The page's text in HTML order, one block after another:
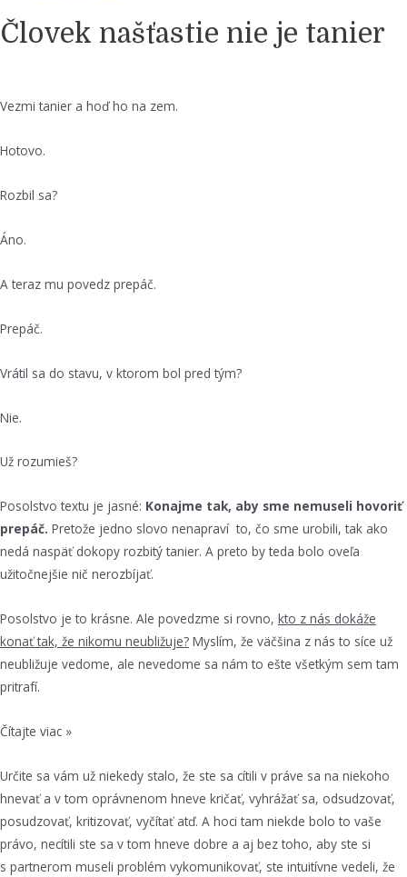
Človek našťastie nie je tanier
Vezmi tanier a hoď ho na zem.
Hotovo.
Rozbil sa?
Áno.
A teraz mu povedz prepáč.
Prepáč.
Vrátil sa do stavu, v ktorom bol pred tým?
Nie.
Už rozumieš?
Posolstvo textu je jasné: Konajme tak, aby sme nemuseli hovoriť
prepáč. Pretože jedno slovo nenapraví to, čo sme urobili, tak ako
nedá naspäť dokopy rozbitý tanier. A preto by teda bolo oveľa
užitočnejšie nič nerozbíjať.
Posolstvo je to krásne. Ale povedzme si rovno, kto z nás dokáže
konať tak, že nikomu neubližuje? Myslím, že väčšina z nás to síce už
neubližuje vedome, ale nevedome sa nám to ešte všetkým sem tam
pritrafí.
Čítajte viac »
Určite sa vám už niekedy stalo, že ste sa cítili v práve sa na niekoho
hnevať a v tom oprávnenom hneve kričať, vyhrážať sa, odsudzovať,
posudzovať, kritizovať, vyčítať atď. A hoci tam niekde bolo to vaše
právo, necítili ste sa v tom hneve dobre a aj bez toho, aby ste si
s partnerom museli problém vykomunikovať, ste intuitívne vedeli, že